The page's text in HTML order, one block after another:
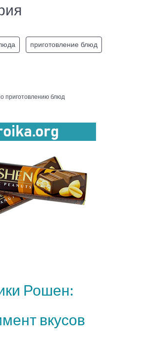
приготовление блюд
приготовлению блюд
Рошен:
вкусов